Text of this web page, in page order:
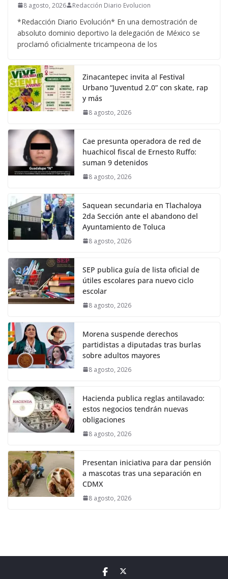
8 agosto, 2026 Redacción Diario Evolucion
*Redacción Diario Evolución* En una demostración de
absoluto dominio deportivo la delegación de México se
proclamó oficialmente tricampeona de los
Zinacantepec invita al Festival
Urbano “Juventud 2.0” con skate, rap
y más
8 agosto, 2026
Cae presunta operadora de red de
huachicol fiscal de Ernesto Ruffo:
suman 9 detenidos
8 agosto, 2026
Saquean secundaria en Tlachaloya
2da Sección ante el abandono del
Ayuntamiento de Toluca
8 agosto, 2026
SEP publica guía de lista oficial de
útiles escolares para nuevo ciclo
escolar
8 agosto, 2026
Morena suspende derechos
partidistas a diputadas tras burlas
sobre adultos mayores
8 agosto, 2026
Hacienda publica reglas antilavado:
estos negocios tendrán nuevas
obligaciones
8 agosto, 2026
Presentan iniciativa para dar pensión
a mascotas tras una separación en
CDMX
8 agosto, 2026